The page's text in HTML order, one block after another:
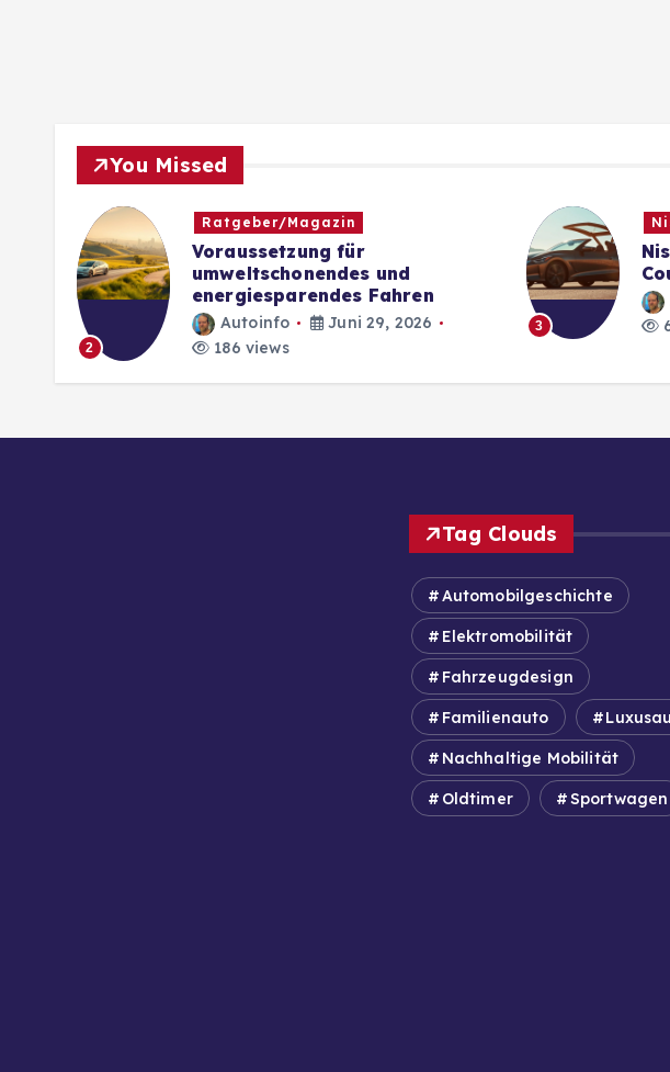
You Missed
2
Ratgeber/Magazin
Voraussetzung für
umweltschonendes und
energiesparendes Fahren
Autoinfo
Juni 29, 2026
186 views
3
Tag Clouds
Automobilgeschichte
Elektromobilität
Fahrzeugdesign
Familienauto
Nachhaltige Mobilität
Oldtimer Sportwagen